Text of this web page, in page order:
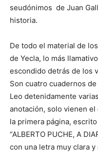
seudónimos de Juan
historia.
De todo el material de
de Yecla, lo más
escondido detrás de los
Son cuatro cuadernos
Leo detenidamente
anotación, solo vienen el
la primera página,
“ALBERTO PUCHE, A
con una letra muy clara y